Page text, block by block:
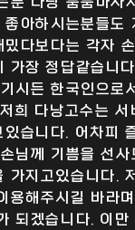
아하시는분들도
다보다는 각자
가장 정답같습니
시든 한국인으로
희 다낭고수는 서
습니다. 어차피
님께 기쁨을 선
가지고있습니다.
용해주시길 바라
되겠습니다. 이만